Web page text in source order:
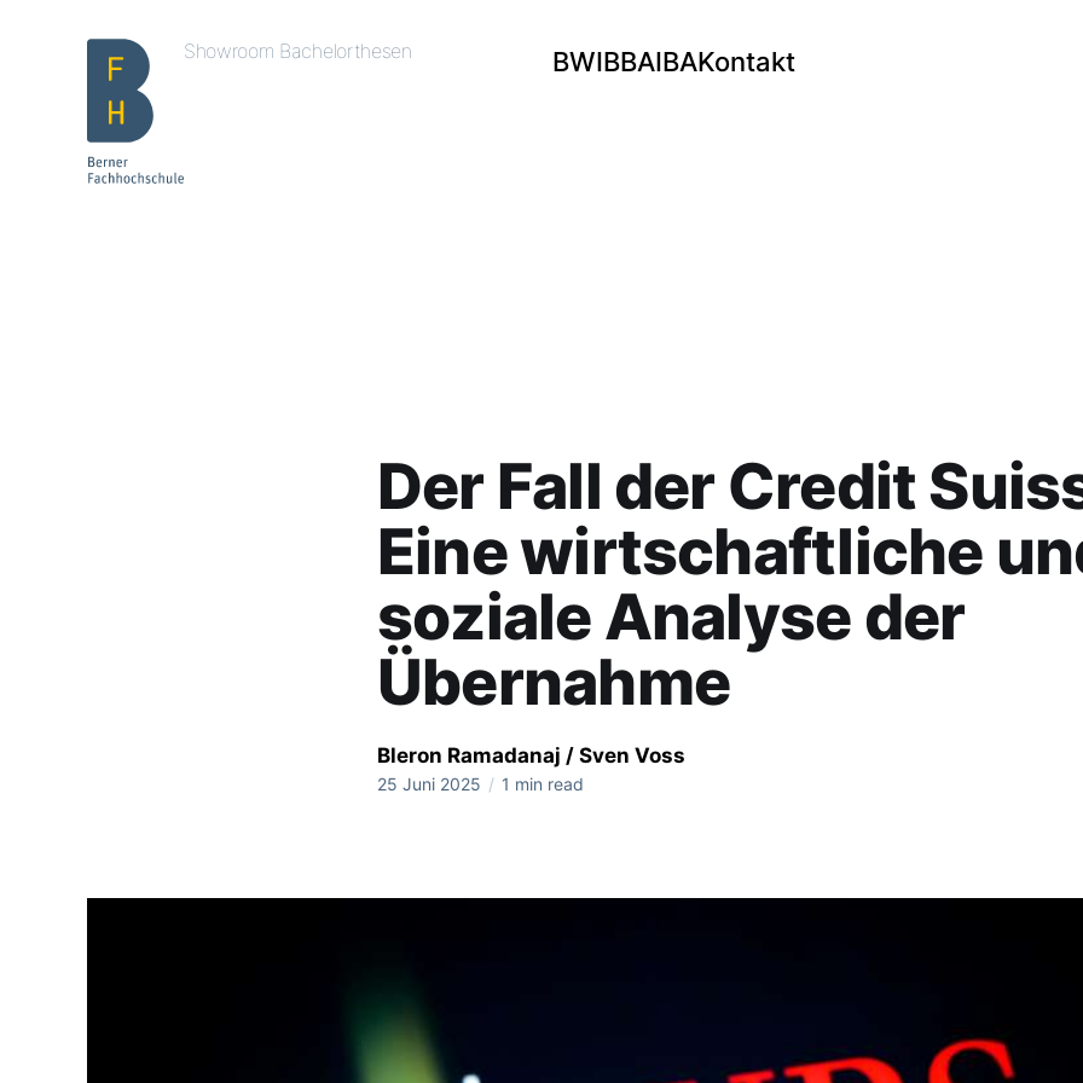
Showroom Bachelorthesen BWIBBAIBAKontakt
Der Fall der Credit
Eine wirtschaftliche
soziale Analyse der
Übernahme
Bleron Ramadanaj / Sven Voss
25 Juni 2025 / 1 min read